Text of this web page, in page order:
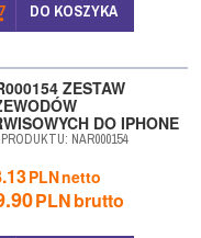
DO KOSZYKA
ZESTAW
DO IPHONE
: NAR000154
PLNnetto
PLNbrutto